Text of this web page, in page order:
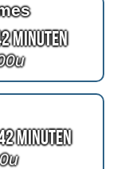
Minuten
Minuten